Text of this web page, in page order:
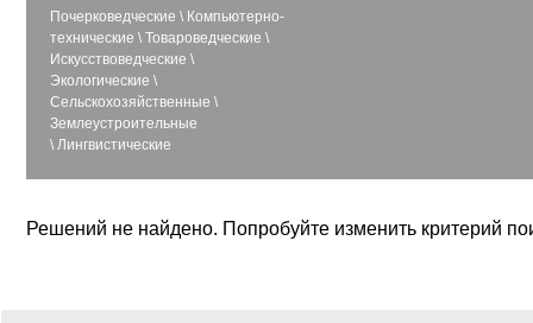
Почерковедческие \ Компьютерно-
технические \ Товароведческие \
Искусствоведческие \
Экологические \
Сельскохозяйственные \
Землеустроительные
\ Лингвистические
Решений не найдено. Попробуйте изменить критерий